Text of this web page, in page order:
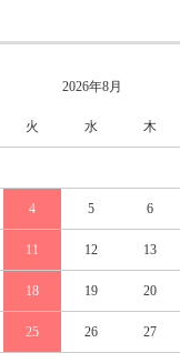
2026年8月
火 水 木
4 5 6
11 12 13
18 19 20
25 26 27